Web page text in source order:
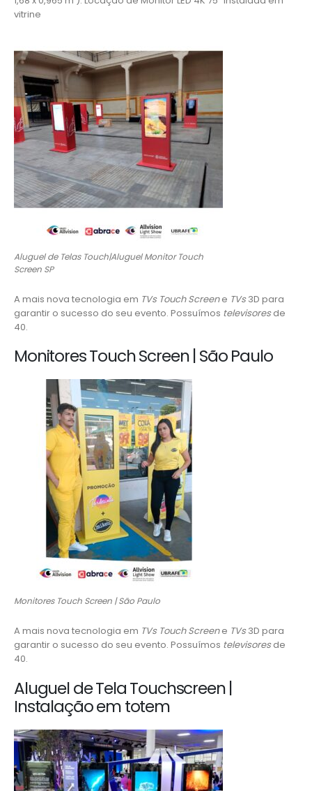
vitrine
Aluguel de Telas Touch|Aluguel Monitor Touch
Screen SP
A mais nova tecnologia em TVs Touch Screene TVs3D para
garantir o sucesso do seu evento. Possuímos televisoresde
40.
Monitores Touch Screen | São Paulo
Monitores Touch Screen | São Paulo
A mais nova tecnologia em TVs Touch Screene TVs3D para
garantir o sucesso do seu evento. Possuímos televisoresde
40.
Aluguel de Tela Touchscreen |
Instalação em totem